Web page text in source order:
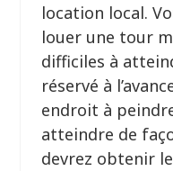
location local.
louer une tour
difficiles à
réservé à
endroit à
atteindre de
devrez obtenir